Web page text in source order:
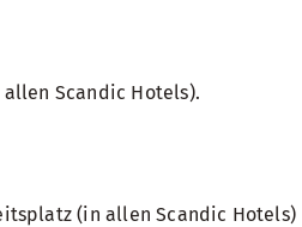
Scandic Hotels).
(in allen Scandic Hotels)